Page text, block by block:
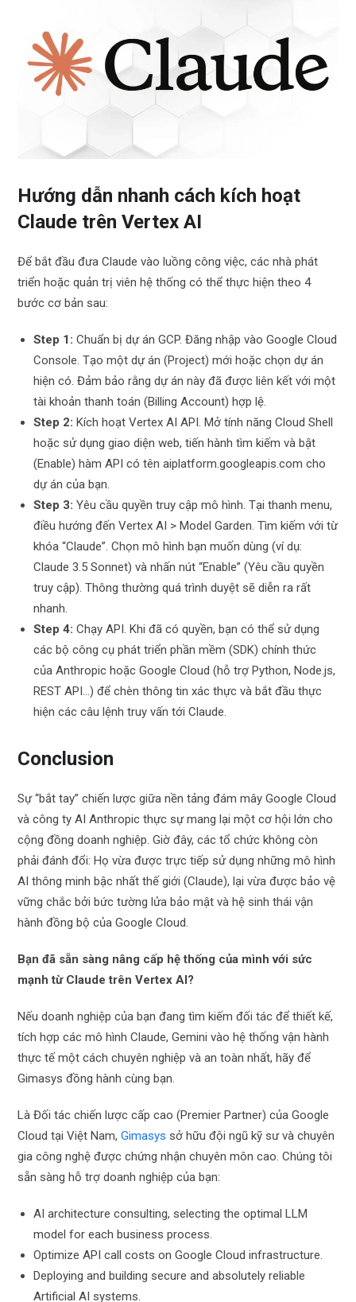
Hướng dẫn nhanh cách kích hoạt
Claude trên Vertex AI
Để bắt đầu đưa Claude vào luồng công việc, các nhà phát
triển hoặc quản trị viên hệ thống có thể thực hiện theo 4
bước cơ bản sau:
Step 1: Chuẩn bị dự án GCP. Đăng nhập vào Google Cloud
Console. Tạo một dự án (Project) mới hoặc chọn dự án
hiện có. Đảm bảo rằng dự án này đã được liên kết với một
tài khoản thanh toán (Billing Account) hợp lệ.
Step 2: Kích hoạt Vertex AI API. Mở tính năng Cloud Shell
hoặc sử dụng giao diện web, tiến hành tìm kiếm và bật
(Enable) hàm API có tên aiplatform.googleapis.com cho
dự án của bạn.
Step 3: Yêu cầu quyền truy cập mô hình. Tại thanh menu,
điều hướng đến Vertex AI > Model Garden. Tìm kiếm với từ
khóa “Claude”. Chọn mô hình bạn muốn dùng (ví dụ:
Claude 3.5 Sonnet) và nhấn nút “Enable” (Yêu cầu quyền
truy cập). Thông thường quá trình duyệt sẽ diễn ra rất
nhanh.
Step 4: Chạy API. Khi đã có quyền, bạn có thể sử dụng
các bộ công cụ phát triển phần mềm (SDK) chính thức
của Anthropic hoặc Google Cloud (hỗ trợ Python, Node.js,
REST API…) để chèn thông tin xác thực và bắt đầu thực
hiện các câu lệnh truy vấn tới Claude.
Conclusion
Sự “bắt tay” chiến lược giữa nền tảng đám mây Google Cloud
và công ty AI Anthropic thực sự mang lại một cơ hội lớn cho
cộng đồng doanh nghiệp. Giờ đây, các tổ chức không còn
phải đánh đổi: Họ vừa được trực tiếp sử dụng những mô hình
AI thông minh bậc nhất thế giới (Claude), lại vừa được bảo vệ
vững chắc bởi bức tường lửa bảo mật và hệ sinh thái vận
hành đồng bộ của Google Cloud.
Bạn đã sẵn sàng nâng cấp hệ thống của mình với sức
mạnh từ Claude trên Vertex AI?
Nếu doanh nghiệp của bạn đang tìm kiếm đối tác để thiết kế,
tích hợp các mô hình Claude, Gemini vào hệ thống vận hành
thực tế một cách chuyên nghiệp và an toàn nhất, hãy để
Gimasys đồng hành cùng bạn.
Là Đối tác chiến lược cấp cao (Premier Partner) của Google
Cloud tại Việt Nam,Gimasys sở hữu đội ngũ kỹ sư và chuyên
gia công nghệ được chứng nhận chuyên môn cao. Chúng tôi
sẵn sàng hỗ trợ doanh nghiệp của bạn:
AI architecture consulting, selecting the optimal LLM
model for each business process.
Optimize API call costs on Google Cloud infrastructure.
Deploying and building secure and absolutely reliable
Artificial AI systems.